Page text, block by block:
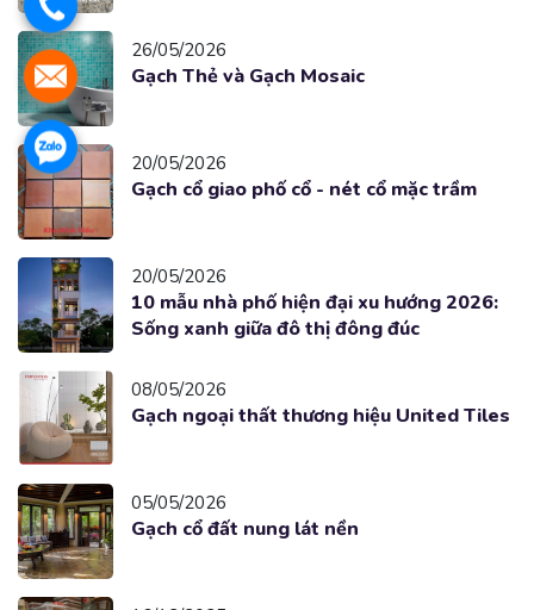
26/05/2026
Gạch Thẻ và Gạch Mosaic
20/05/2026
Gạch cổ giao phố cổ - nét cổ mặc trầm
20/05/2026
10 mẫu nhà phố hiện đại xu hướng 2026:
Sống xanh giữa đô thị đông đúc
08/05/2026
Gạch ngoại thất thương hiệu United Tiles
05/05/2026
Gạch cổ đất nung lát nền